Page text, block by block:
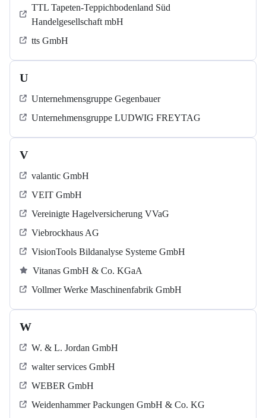
TTL Tapeten-Teppichbodenland Süd
Handelgesellschaft mbH
tts GmbH
U
Unternehmensgruppe Gegenbauer
Unternehmensgruppe LUDWIG FREYTAG
V
valantic GmbH
VEIT GmbH
Vereinigte Hagelversicherung VVaG
Viebrockhaus AG
VisionTools Bildanalyse Systeme GmbH
Vitanas GmbH & Co. KGaA
Vollmer Werke Maschinenfabrik GmbH
W
W. & L. Jordan GmbH
walter services GmbH
WEBER GmbH
Weidenhammer Packungen GmbH & Co. KG